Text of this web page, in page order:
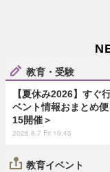
教育・受験
【夏休み2026】すぐ
ベント情報おまとめ
15開催＞
2026.8.7 Fri 19:45
教育イベント